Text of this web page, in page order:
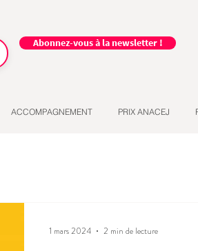
Abonnez-vous à la newsletter !
ACCOMPAGNEMENT PRIX ANACEJ
1 mars 2024 2 min de lecture